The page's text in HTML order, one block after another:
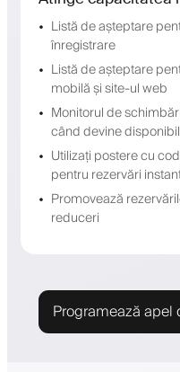
Listă de așteptare
înregistrare
Listă de așteptare
mobilă și site-ul web
Monitorul de
când devine
Utilizați postere cu
pentru rezervări
Promovează
reduceri
Programează apel